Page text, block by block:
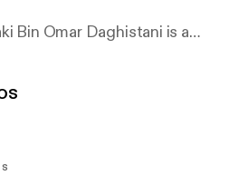
Bin Omar Daghistani is a
unique and mesmerizing
an amazing scholar.
of a visual handicap at
for an immense show of